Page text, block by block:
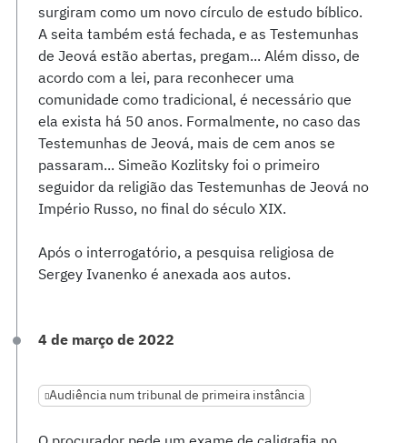
surgiram como um novo círculo de estudo bíblico.
A seita também está fechada, e as Testemunhas
de Jeová estão abertas, pregam... Além disso, de
acordo com a lei, para reconhecer uma
comunidade como tradicional, é necessário que
ela exista há 50 anos. Formalmente, no caso das
Testemunhas de Jeová, mais de cem anos se
passaram... Simeão Kozlitsky foi o primeiro
seguidor da religião das Testemunhas de Jeová no
Império Russo, no final do século XIX.
Após o interrogatório, a pesquisa religiosa de
Sergey Ivanenko é anexada aos autos.
4 de março de 2022
Audiência num tribunal de primeira instância